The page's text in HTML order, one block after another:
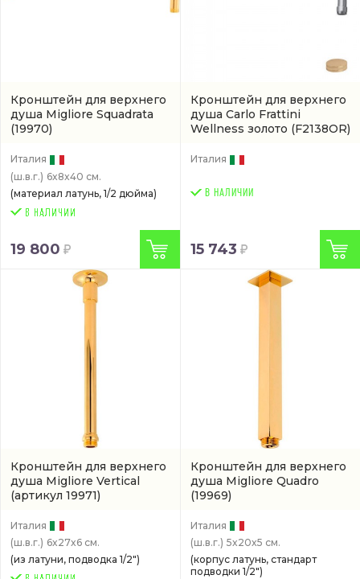
Кронштейн для верхнего
душа Migliore Squadrata
(19970)
Италия
(ш.в.г.) 6x8x40 см.
(материал латунь, 1/2 дюйма)
19 800
Кронштейн для верхнего
душа Carlo Frattini
Wellness золото (F2138OR)
Италия
В НАЛИЧИИ
15 743
Кронштейн для верхнего
душа Migliore Vertical
(артикул 19971)
Италия
(ш.в.г.) 6x27x6 см.
(из латуни, подводка 1/2")
Кронштейн для верхнего
душа Migliore Quadro
(19969)
Италия
(ш.в.г.) 5x20x5 см.
(корпус латунь, стандарт
подводки 1/2")